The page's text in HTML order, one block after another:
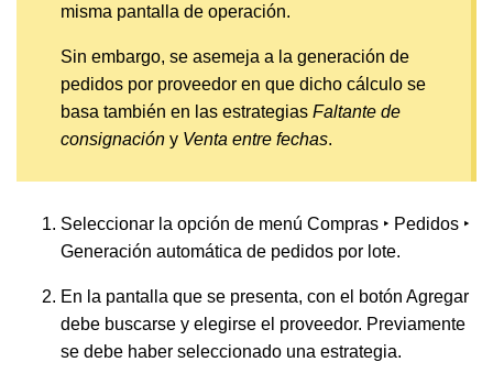
misma pantalla de operación.
Sin embargo, se asemeja a la generación de
pedidos por proveedor en que dicho cálculo se
basa también en las estrategias Faltante de
consignación y Venta entre fechas.
Seleccionar la opción de menú Compras ‣ Pedidos ‣
Generación automática de pedidos por lote.
En la pantalla que se presenta, con el botón Agregar
debe buscarse y elegirse el proveedor. Previamente
se debe haber seleccionado una estrategia.